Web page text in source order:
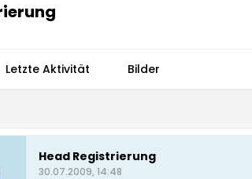
Letzte Aktivität Bilder
Head Registrierung
30.07.2009, 14:48